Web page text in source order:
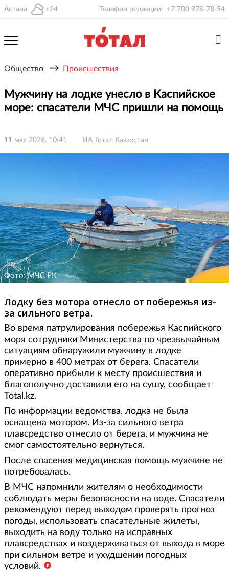
Астана +24 Телефон редакции: +7 700 978-78-54
Общество → Происшествия
Мужчину на лодке унесло в Каспийское
море: спасатели МЧС пришли на помощь
11 мая 2026, 10:41 ИА Тотал Казахстан
Фото: МЧС РК
Лодку без мотора отнесло от побережья из-
за сильного ветра.
Во время патрулирования побережья Каспийского
моря сотрудники Министерства по чрезвычайным
ситуациям обнаружили мужчину в лодке
примерно в 400 метрах от берега. Спасатели
оперативно прибыли к месту происшествия и
благополучно доставили его на сушу, сообщает
Total.kz.
По информации ведомства, лодка не была
оснащена мотором. Из-за сильного ветра
плавсредство отнесло от берега, и мужчина не
смог самостоятельно вернуться.
После спасения медицинская помощь мужчине не
потребовалась.
В МЧС напомнили жителям о необходимости
соблюдать меры безопасности на воде. Спасатели
рекомендуют перед выходом проверять прогноз
погоды, использовать спасательные жилеты,
выходить на воду только на исправных
плавсредствах и воздерживаться от выхода в море
при сильном ветре и ухудшении погодных
условий.